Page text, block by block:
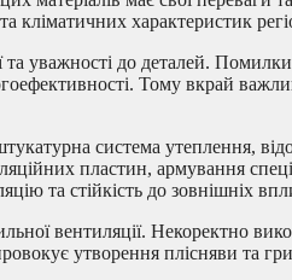
кліматичних характеристик
уважності до деталей.
Тому вкрай
система утеплення,
пластин, армування
та стійкість до зовнішніх
вентиляції. Некоректно
утворення плісняви ​​та